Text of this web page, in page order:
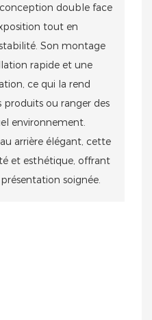
double face
tout en
Son montage
rapide et une
ce qui la rend
produits ou ranger des
environnement.
arrière élégant, cette
et esthétique, offrant
soignée.